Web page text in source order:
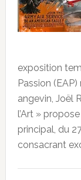
exposition
Passion
angevin, Joël
l’Art »
principal, du
consacrant